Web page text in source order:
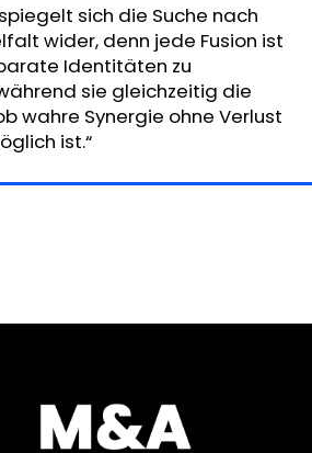
sich die Suche nach
wider, denn jede Fusion ist
Identitäten zu
sie gleichzeitig die
wahre Synergie ohne Verlust
ist.“